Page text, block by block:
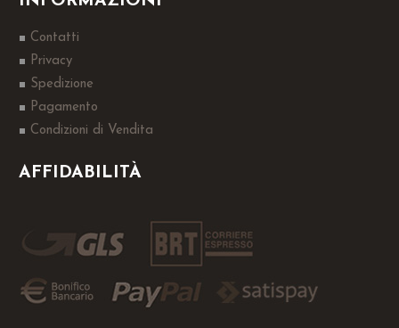
Contatti
Privacy
Spedizione
Pagamento
Condizioni di Vendita
AFFIDABILITÀ